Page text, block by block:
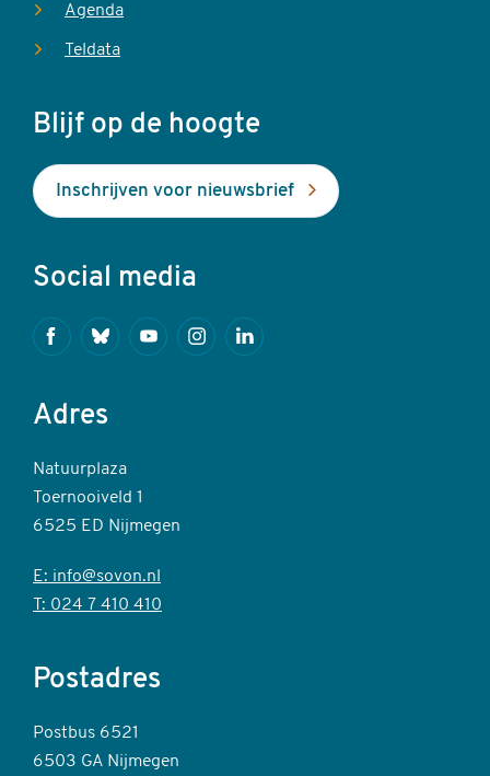
Agenda
Teldata
Blijf op de hoogte
Inschrijven voor nieuwsbrief
Social media
FacebookBlueskyYoutubeInstagramLinkedin
Adres
Natuurplaza
Toernooiveld 1
6525 ED Nijmegen
E: info@sovon.nl
T: 024 7 410 410
Postadres
Postbus 6521
6503 GA Nijmegen